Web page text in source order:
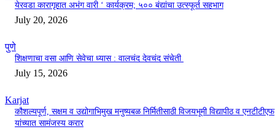
येरवडा कारागृहात अभंग वारी ‘ कार्यक्रम; ५०० बंद्यांचा उत्स्फूर्त सहभाग
July 20, 2026
पुणे
शिक्षणाचा वसा आणि सेवेचा ध्यास : वालचंद देवचंद संचेती
July 15, 2026
Karjat
कौशल्यपूर्ण, सक्षम व उद्योगाभिमुख मनुष्यबळ निर्मितीसाठी विजयभूमी विद्यापीठ व एनटीटीएफ
यांच्यात सामंजस्य करार